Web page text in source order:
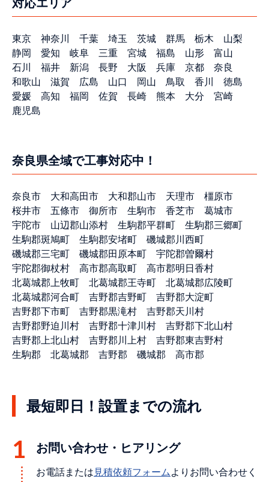
東京 神奈川 千葉 埼玉 茨城 群馬 栃木
山梨
静岡
愛知 岐阜 三重 宮城 福島 山形
富山
石川
福井 新潟 長野 大阪 兵庫 京都
奈良
和歌山
滋賀 広島 山口 岡山 鳥取 香川
徳島
愛媛
高知 福岡 佐賀 長崎 熊本 大分
宮崎
鹿児島
奈良県全域で工事対応中！
奈良市 大和高田市 大和郡山市 天理市
橿原市
桜井市
五條市 御所市 生駒市 香芝市
葛城市
宇陀市
山辺郡山添村 生駒郡平群町
生駒郡三郷町
生駒郡斑鳩町
生駒郡安堵町
磯城郡川西町
磯城郡三宅町
磯城郡田原本町
宇陀郡曽爾村
宇陀郡御杖村
高市郡高取町
高市郡明日香村
北葛城郡上牧町
北葛城郡王寺町
北葛城郡広陵町
北葛城郡河合町
吉野郡吉野町
吉野郡大淀町
吉野郡下市町
吉野郡黒滝村
吉野郡天川村
吉野郡野迫川村
吉野郡十津川村
吉野郡下北山村
吉野郡上北山村
吉野郡川上村
吉野郡東吉野村
生駒郡
北葛城郡 吉野郡 磯城郡 高市郡
最短即日！設置までの流れ
お問い合わせ・ヒアリング
お電話または ⾒積依頼フォーム よりお問い合わせく